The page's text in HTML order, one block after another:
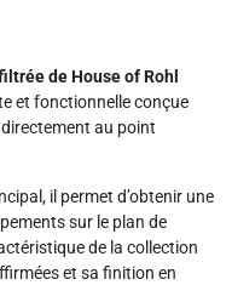
de House of Rohl
et fonctionnelle conçue
au point
il permet d’obtenir une
sur le plan de
de la collection
et sa finition en